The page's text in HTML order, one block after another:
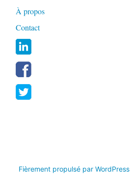
À propos
Contact
Fièrement propulsé par WordPress